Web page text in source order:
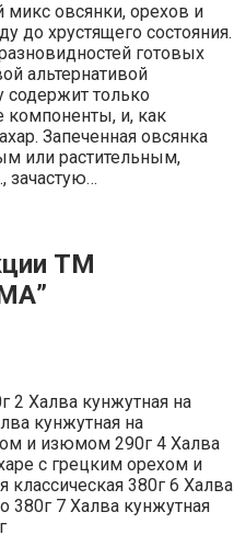
овсянки, орехов и
до хрустящего состояния.
готовых
альтернативой
содержит только
компоненты, и, как
Запеченная овсянка
или растительным,
зачастую…
ТМ
2 Халва кунжутная на
кунжутная на
и изюмом 290г 4 Халва
с грецким орехом и
классическая 380г 6 Халва
380г 7 Халва кунжутная